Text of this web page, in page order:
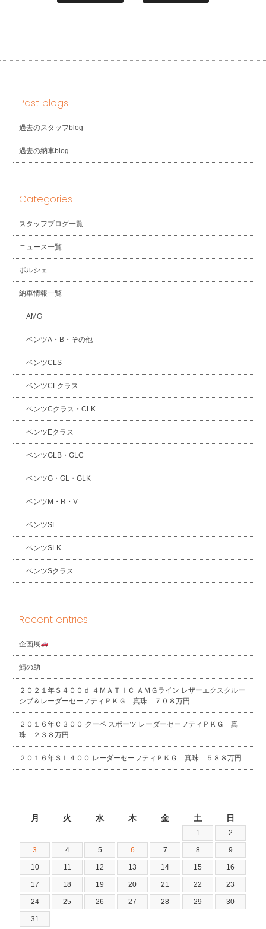
Past blogs
過去のスタッフblog
過去の納車blog
Categories
スタッフブログ一覧
ニュース一覧
ポルシェ
納車情報一覧
AMG
ベンツA・B・その他
ベンツCLS
ベンツCLクラス
ベンツCクラス・CLK
ベンツEクラス
ベンツGLB・GLC
ベンツG・GL・GLK
ベンツM・R・V
ベンツSL
ベンツSLK
ベンツSクラス
Recent entries
企画展
鯖の助
２０２１年Ｓ４００ｄ ４ＭＡＴＩＣ ＡＭＧライン レザーエクスクルー
シブ＆レーダーセーフティＰＫＧ 真珠 ７０８万円
２０１６年Ｃ３００ クーペ スポーツ レーダーセーフティＰＫＧ 真
珠 ２３８万円
２０１６年ＳＬ４００ レーダーセーフティＰＫＧ 真珠 ５８８万円
月 火 水 木 金 土 日
1 2
3 4 5 6 7 8 9
10 11 12 13 14 15 16
17 18 19 20 21 22 23
24 25 26 27 28 29 30
31